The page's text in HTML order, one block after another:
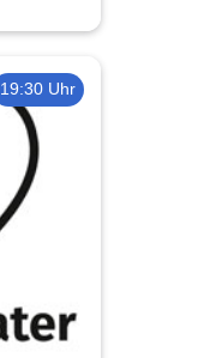
19:30 Uhr